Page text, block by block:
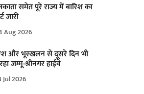
समेत पूरे राज्य में बारिश का
जारी
Aug 2026
और भूस्खलन से दूसरे दिन भी
जम्मू-श्रीनगर हाईवे
Jul 2026